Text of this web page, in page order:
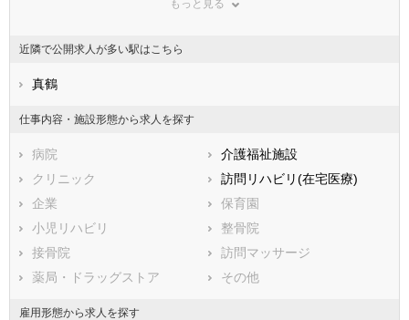
山口県
福岡県
佐賀県
熊本県
横浜市金沢区
横浜市港南区
横浜市緑区
川崎市すべて
川崎市川崎区
川崎市幸区
川崎市中原区
川崎市高津区
川崎市多摩区
川崎市宮前区
川崎市麻生区
相模原市すべて
相模原市緑区
もっと見る
近隣で公開求人が多い駅はこちら
真鶴
仕事内容・施設形態から求人を探す
病院
介護福祉施設
クリニック
訪問リハビリ(在宅医療)
企業
保育園
小児リハビリ
整骨院
接骨院
訪問マッサージ
薬局・ドラッグストア
その他
雇用形態から求人を探す